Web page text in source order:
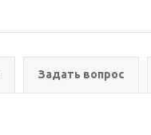
Задать вопрос